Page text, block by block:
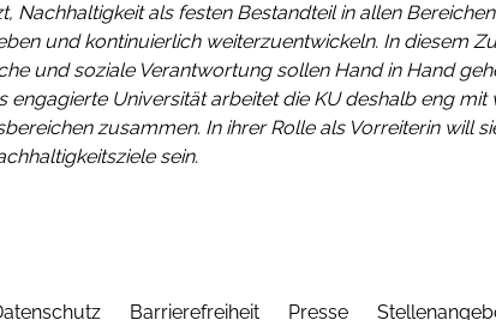
Nachhaltigkeit als festen Bestandteil in allen
und kontinuierlich weiterzuentwickeln. In diesem
und soziale Verantwortung sollen Hand in Hand
engagierte Universität arbeitet die KU deshalb eng
zusammen. In ihrer Rolle als Vorreiterin will
sein.
Barrierefreiheit Presse